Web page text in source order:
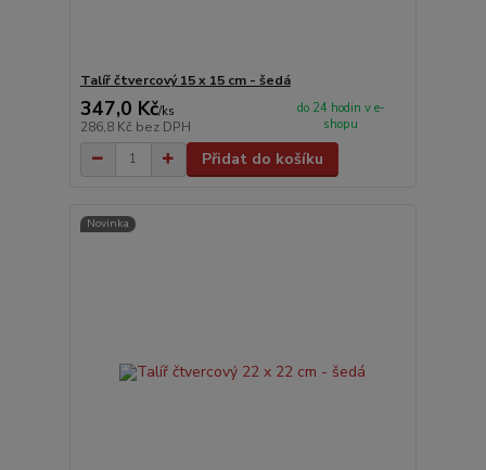
Talíř čtvercový 15 x 15 cm - šedá
347,0 Kč/ks
286,8 Kč bez DPH
do 24 hodin v e-
shopu
Přidat do košíku
Novinka